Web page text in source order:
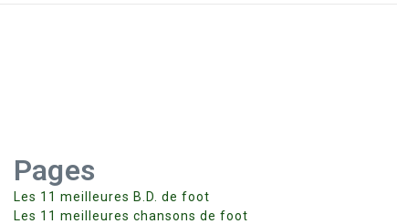
Pages
Les 11 meilleures B.D. de foot
Les 11 meilleures chansons de foot